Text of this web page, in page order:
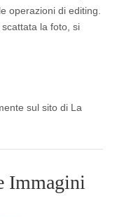
operazioni di editing.
la foto, si
sul sito di La
Immagini